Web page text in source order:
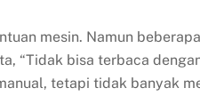
mesin. Namun
“Tidak bisa terbaca
tetapi tidak banyak